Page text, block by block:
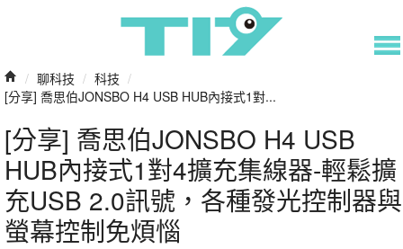
/ 聊科技 / 科技 /
[分享] 喬思伯JONSBO H4 USB HUB內接式1對...
[分享] 喬思伯JONSBO H4 USB
HUB內接式1對4擴充集線器-輕鬆擴
充USB 2.0訊號，各種發光控制器與
螢幕控制免煩惱